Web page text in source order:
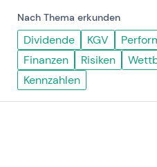
Nach Thema erkunden
Dividende KGV
Finanzen
Risiken
Kennzahlen